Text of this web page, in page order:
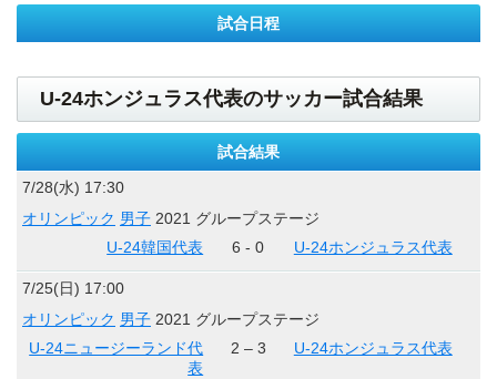
試合日程
U-24ホンジュラス代表のサッカー試合結果
試合結果
7/28(水) 17:30
オリンピック 男子 2021 グループステージ
U-24韓国代表
6 - 0 U-24ホンジュラス代表
7/25(日) 17:00
オリンピック 男子 2021 グループステージ
U-24ニュージーランド代
表
2 – 3 U-24ホンジュラス代表